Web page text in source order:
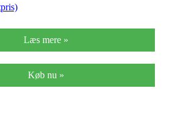
Læs mere »
Køb nu »